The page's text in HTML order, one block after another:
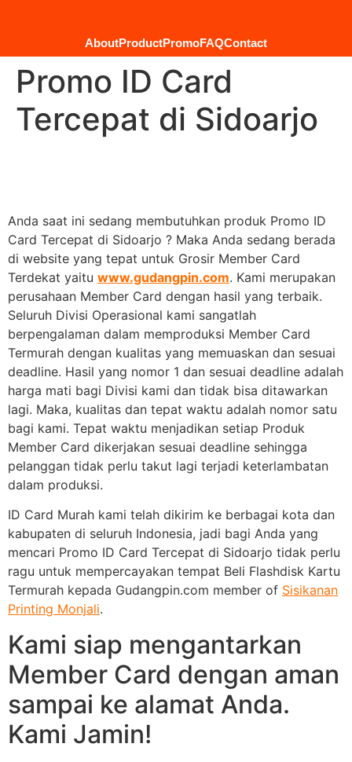
AboutProductPromoFAQContact
Promo ID Card
Tercepat di Sidoarjo
Anda saat ini sedang membutuhkan produk Promo ID
Card Tercepat di Sidoarjo ? Maka Anda sedang berada
di website yang tepat untuk Grosir Member Card
Terdekat yaitu www.gudangpin.com. Kami merupakan
perusahaan Member Card dengan hasil yang terbaik.
Seluruh Divisi Operasional kami sangatlah
berpengalaman dalam memproduksi Member Card
Termurah dengan kualitas yang memuaskan dan sesuai
deadline. Hasil yang nomor 1 dan sesuai deadline adalah
harga mati bagi Divisi kami dan tidak bisa ditawarkan
lagi. Maka, kualitas dan tepat waktu adalah nomor satu
bagi kami. Tepat waktu menjadikan setiap Produk
Member Card dikerjakan sesuai deadline sehingga
pelanggan tidak perlu takut lagi terjadi keterlambatan
dalam produksi.
ID Card Murah kami telah dikirim ke berbagai kota dan
kabupaten di seluruh Indonesia, jadi bagi Anda yang
mencari Promo ID Card Tercepat di Sidoarjo tidak perlu
ragu untuk mempercayakan tempat Beli Flashdisk Kartu
Termurah kepada Gudangpin.com member of Sisikanan
Printing Monjali.
Kami siap mengantarkan
Member Card dengan aman
sampai ke alamat Anda.
Kami Jamin!